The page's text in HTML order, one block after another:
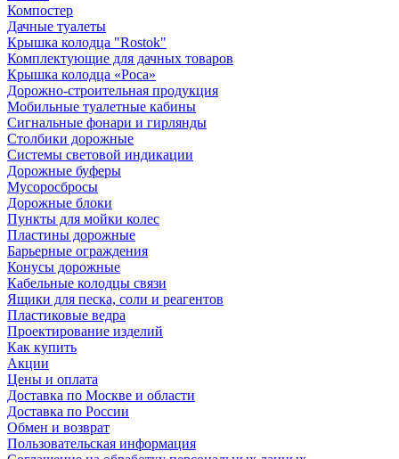
Компостер
Дачные туалеты
Крышка колодца "Rostok"
Комплектующие для дачных товаров
Крышка колодца «Роса»
Дорожно-строительная продукция
Мобильные туалетные кабины
Сигнальные фонари и гирлянды
Столбики дорожные
Системы световой индикации
Дорожные буферы
Мусоросбросы
Дорожные блоки
Пункты для мойки колес
Пластины дорожные
Барьерные ограждения
Конусы дорожные
Кабельные колодцы связи
Ящики для песка, соли и реагентов
Пластиковые ведра
Проектирование изделий
Как купить
Акции
Цены и оплата
Доставка по Москве и области
Доставка по России
Обмен и возврат
Пользовательская информация